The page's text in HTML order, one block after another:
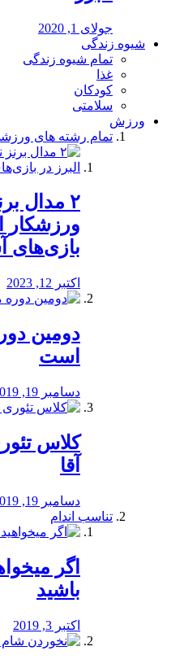
جولای 1, 2020
شیوه زندگی
تمام شیوه زندگی
غذا
کودکان
سلامتی
ورزش
تمام رشته های
ورزشکار
بازی‌های
اکتبر 12, 2023
دومین
است
دسامبر 19, 2019
آقا
دسامبر 19, 2019
تناسب اندام
اگر
باشید
اکتبر 3, 2019